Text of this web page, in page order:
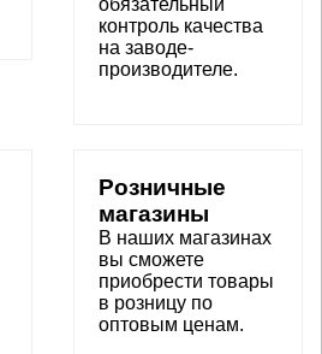
обязательный
контроль качества
на заводе-
производителе.
Розничные
магазины
В наших магазинах
вы сможете
приобрести товары
в розницу по
оптовым ценам.